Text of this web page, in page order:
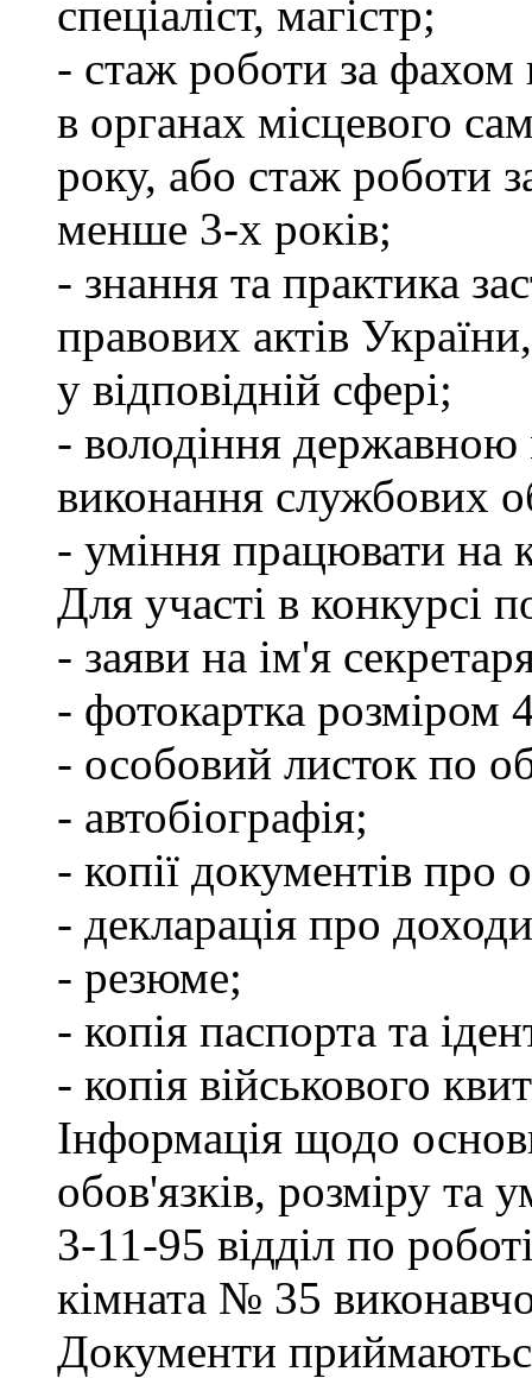
спеціаліст, магістр;
- стаж роботи за фахом
в органах місцевого
року, або стаж роботи
менше 3-х років;
- знання та практика
правових актів
у відповідній сфері;
- володіння державною
виконання службових
- уміння працювати на
Для участі в конкурсі
- заяви на ім'я
- фотокартка розміром
- особовий листок по
- автобіографія;
- копії документів про
- декларація про
- резюме;
- копія паспорта та
- копія військового
Інформація щодо
обов'язків, розміру та
3-11-95 відділ по
кімната № 35
Документи